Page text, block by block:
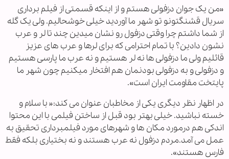
«من یک جوان دزفولی هستم و از اینکه قسمتی از فیلم برداری
سریال قشنگتونو تو شهر ما آوردید خیلی خوشحالیم. ولی یک گله
از شما داشتم چرا وقتی دزفول رو نشان میدین چند تا لر و عرب
نشون دادین؟ با تمام احترامی که برای لرها و عرب های عزیز
قائلیم ولی ما دزفولی ها نه لر هستیم و نه عرب ما پارسی هستیم
و دزفولی و به دزفولی بودنمان هم افتخار میکنیم چون شهر ما
پایتخت مقاومت ایران است».
در اظهار نظر دیگری یکی از مخاطبان عنوان می کند:« با سلام و
خسته نباشید. خیلی بهتر بود قبل از ساختن فیلمی با این محتوا
اندکی هم درمورد مکان ها و شهرهای مورد فیلمبرداری تحقیق به
عمل می آمد.مردم دزفول نه عرب هستند و نه بختیاری بلکه فقط
فارس هستند».